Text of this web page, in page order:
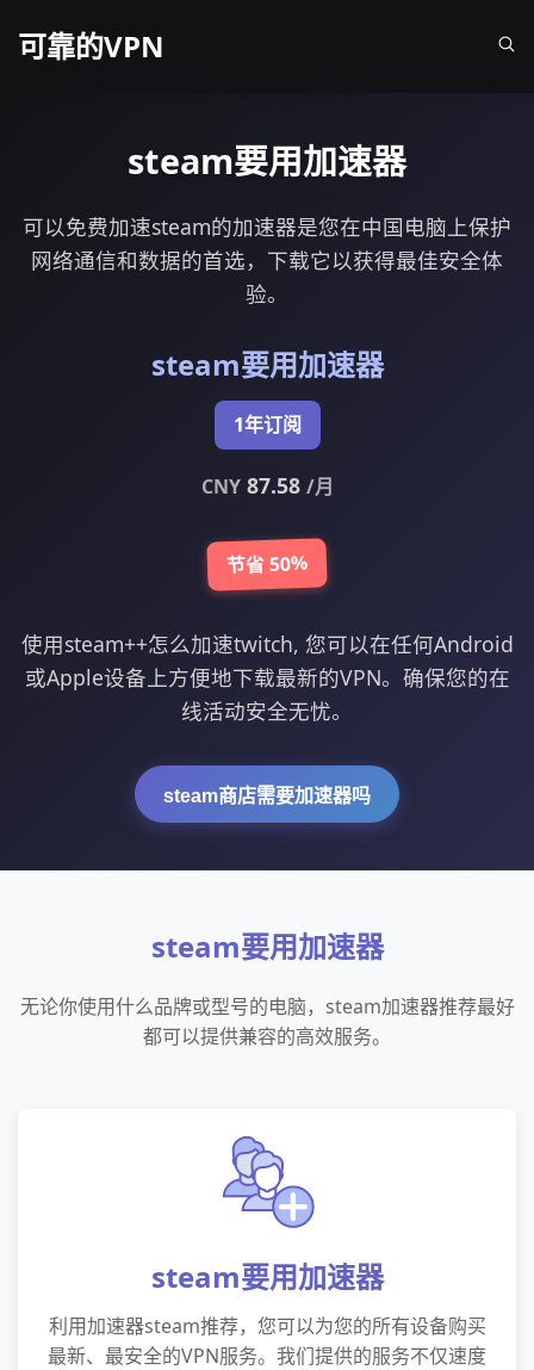
可靠的VPN
steam要用加速器
可以免费加速steam的加速器是您在中国电脑上保护
网络通信和数据的首选，下载它以获得最佳安全体
验。
steam要用加速器
1年订阅
CNY87.58 /月
节省 50%
使用steam++怎么加速twitch, 您可以在任何Android
或Apple设备上方便地下载最新的VPN。确保您的在
线活动安全无忧。
steam商店需要加速器吗
steam要用加速器
无论你使用什么品牌或型号的电脑，steam加速器推荐最好
都可以提供兼容的高效服务。
steam要用加速器
利用加速器steam推荐，您可以为您的所有设备购买
最新、最安全的VPN服务。我们提供的服务不仅速度